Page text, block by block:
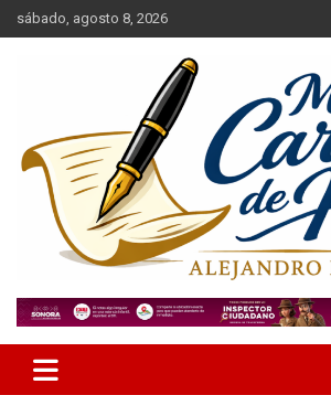
Saltar
al
sábado, agosto 8, 2026
Mi Carta de Hoy